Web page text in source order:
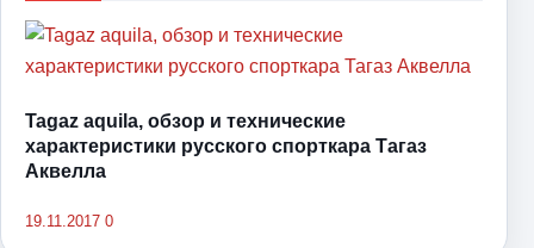
Tagaz aquila, обзор и технические
характеристики русского спорткара Тагаз
Аквелла
19.11.2017 0